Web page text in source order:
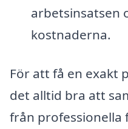
arbetsinsatsen
kostnaderna.
För att få en exakt
det alltid bra att
från